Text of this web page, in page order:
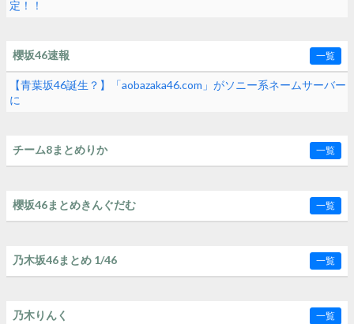
定！！
櫻坂46速報 一覧
【青葉坂46誕生？】「aobazaka46.com」がソニー系ネームサーバー
に
チーム8まとめりか 一覧
櫻坂46まとめきんぐだむ 一覧
乃木坂46まとめ 1/46 一覧
乃木りんく 一覧